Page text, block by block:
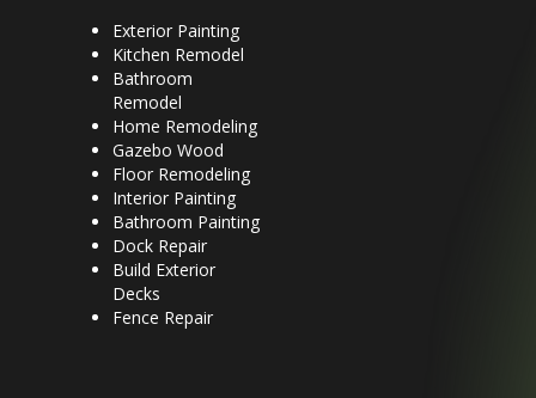
Exterior Painting
Kitchen Remodel
Bathroom
Remodel
Home Remodeling
Gazebo Wood
Floor Remodeling
Interior Painting
Bathroom Painting
Dock Repair
Build Exterior
Decks
Fence Repair